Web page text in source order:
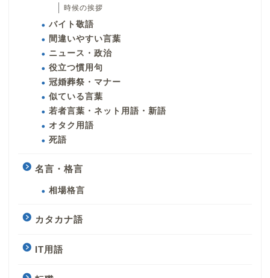
時候の挨拶
バイト敬語
間違いやすい言葉
ニュース・政治
役立つ慣用句
冠婚葬祭・マナー
似ている言葉
若者言葉・ネット用語・新語
オタク用語
死語
名言・格言
相場格言
カタカナ語
IT用語